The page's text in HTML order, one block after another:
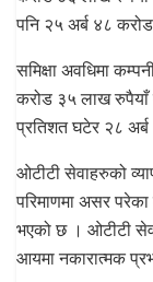
पनि २५ अर्ब ४८
समिक्षा अवधिमा
करोड ३५ लाख
प्रतिशत घटेर २८
ओटीटी सेवाहरुको
परिमाणमा असर
भएको छ । ओटीटी
आयमा नकारात्मक